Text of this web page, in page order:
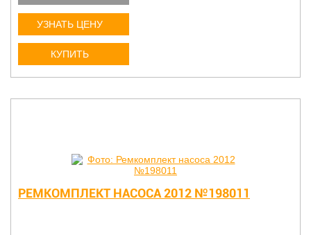
УЗНАТЬ ЦЕНУ
КУПИТЬ
РЕМКОМПЛЕКТ НАСОСА 2012 №198011